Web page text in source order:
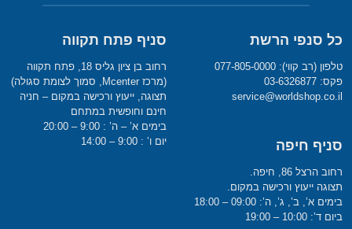
כל סנפי הרשת
טלפון (רב קווי): 077-805-0000
פקס: 03-6326877
service@worldshop.co.il
סניף חיפה
רחוב הרצל 86, חיפה.
תצוגה ייעוץ ורכישה במקום.
בימים א’, ב’, ג’, ה’: 09:00 – 18:00
ביום ד’: 10:00 – 19:00
סניף פתח תקווה
רחוב בן ציון גליס 18, פתח תקווה
(מרכז Mcenter, סמוך לצומת סגולה)
תצוגה, ייעוץ ורכישה במקום – חניה
חינם וחופשית במתחם
בימים א’ – ה’ : 9:00 – 20:00
יום ו’ : 9:00 – 14:00